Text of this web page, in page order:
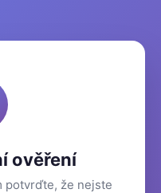
ověření
potvrďte, že nejste